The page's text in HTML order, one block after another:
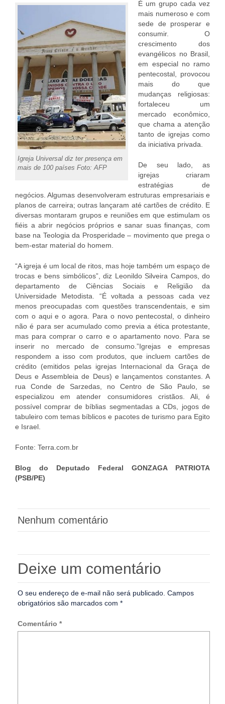
Igreja Universal diz ter presença em
mais de 100 países Foto: AFP
É um grupo cada vez
mais numeroso e com
sede de prosperar e
consumir. O
crescimento dos
evangélicos no Brasil,
em especial no ramo
pentecostal, provocou
mais do que
mudanças religiosas:
fortaleceu um
mercado econômico,
que chama a atenção
tanto de igrejas como
da iniciativa privada.
De seu lado, as
igrejas criaram
estratégias de
negócios. Algumas desenvolveram estruturas empresariais e
planos de carreira; outras lançaram até cartões de crédito. E
diversas montaram grupos e reuniões em que estimulam os
fiéis a abrir negócios próprios e sanar suas finanças, com
base na Teologia da Prosperidade – movimento que prega o
bem-estar material do homem.
“A igreja é um local de ritos, mas hoje também um espaço de
trocas e bens simbólicos”, diz Leonildo Silveira Campos, do
departamento de Ciências Sociais e Religião da
Universidade Metodista. “É voltada a pessoas cada vez
menos preocupadas com questões transcendentais, e sim
com o aqui e o agora. Para o novo pentecostal, o dinheiro
não é para ser acumulado como previa a ética protestante,
mas para comprar o carro e o apartamento novo. Para se
inserir no mercado de consumo.”Igrejas e empresas
respondem a isso com produtos, que incluem cartões de
crédito (emitidos pelas igrejas Internacional da Graça de
Deus e Assembleia de Deus) e lançamentos constantes. A
rua Conde de Sarzedas, no Centro de São Paulo, se
especializou em atender consumidores cristãos. Ali, é
possível comprar de bíblias segmentadas a CDs, jogos de
tabuleiro com temas bíblicos e pacotes de turismo para Egito
e Israel.
Fonte: Terra.com.br
Blog do Deputado Federal GONZAGA PATRIOTA
(PSB/PE)
Nenhum comentário
Deixe um comentário
O seu endereço de e-mail não será publicado. Campos
obrigatórios são marcados com *
Comentário *